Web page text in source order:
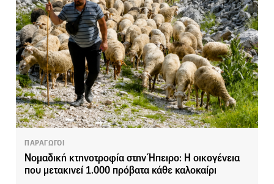
ΠΑΡΑΓΩΓΟΙ
Νομαδική κτηνοτροφία στην Ήπειρο: Η οικογένεια
που μετακινεί 1.000 πρόβατα κάθε καλοκαίρι